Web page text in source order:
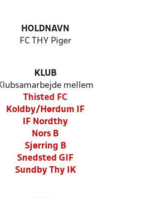
HOLDNAVN
FC THY Piger
KLUB
mellem
Thisted FC
Koldby/Hørdum IF
IF Nordthy
Nors B
Sjørring B
Snedsted GIF
Sundby Thy IK